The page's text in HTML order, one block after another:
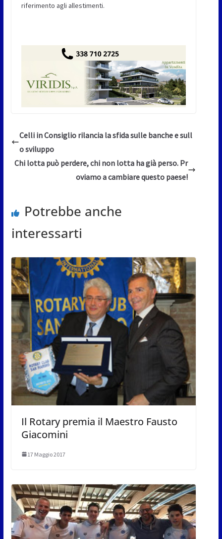
riferimento agli allestimenti.
Celli in Consiglio rilancia la sfida sulle banche e sull
o sviluppo
Chi lotta può perdere, chi non lotta ha già perso. Pr
oviamo a cambiare questo paese!
Potrebbe anche
interessarti
Il Rotary premia il Maestro Fausto
Giacomini
17 Maggio 2017